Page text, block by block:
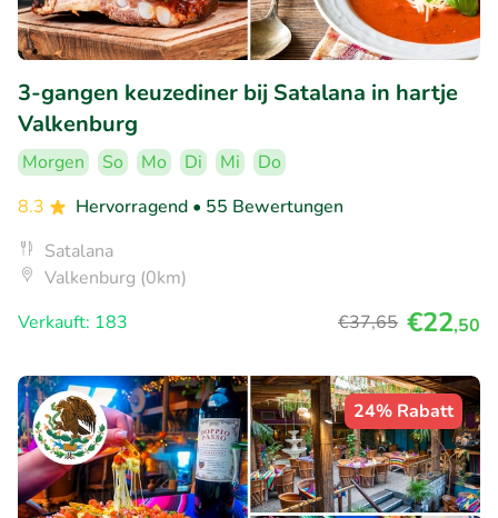
3-gangen keuzediner bij Satalana in hartje
Valkenburg
Morgen So Mo Di Mi
Do
8.3
Hervorragend • 55 Bewertungen
Satalana
Valkenburg (0km)
Verkauft: 183
€37,65 €22,50
24% Rabatt